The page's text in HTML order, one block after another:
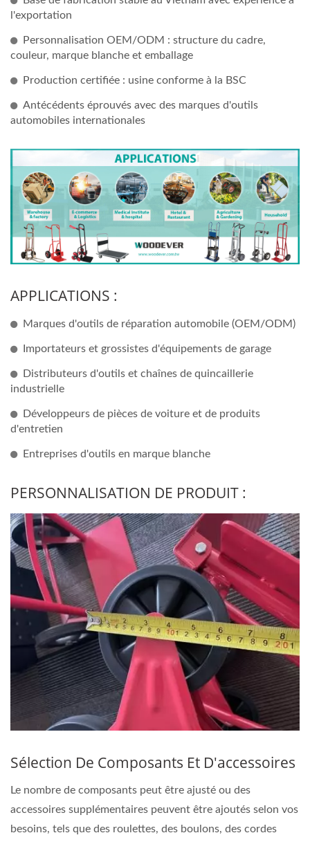
l'exportation
Personnalisation OEM/ODM : structure du cadre,
couleur, marque blanche et emballage
Production certifiée : usine conforme à la BSC
Antécédents éprouvés avec des marques d'outils
automobiles internationales
APPLICATIONS :
Marques d'outils de réparation automobile (OEM/ODM)
Importateurs et grossistes d'équipements de garage
Distributeurs d'outils et chaînes de quincaillerie
industrielle
Développeurs de pièces de voiture et de produits
d'entretien
Entreprises d'outils en marque blanche
PERSONNALISATION DE PRODUIT :
Sélection De Composants Et D'accessoires
Le nombre de composants peut être ajusté ou des
accessoires supplémentaires peuvent être ajoutés selon vos
besoins, tels que des roulettes, des boulons, des cordes